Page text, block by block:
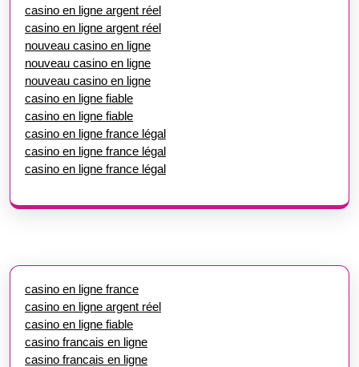
casino en ligne argent réel
casino en ligne argent réel
nouveau casino en ligne
nouveau casino en ligne
nouveau casino en ligne
casino en ligne fiable
casino en ligne fiable
casino en ligne france légal
casino en ligne france légal
casino en ligne france légal
casino en ligne france
casino en ligne argent réel
casino en ligne fiable
casino francais en ligne
casino francais en ligne